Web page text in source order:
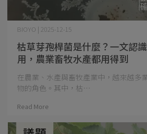
枯草芽孢桿菌是什麼？一文認
用，農業畜牧水產都用得到
BIOYO | 2025-12-15
在農業、水產與畜牧產業中，越來越多
物的角色。其中，枯⋯
Read More